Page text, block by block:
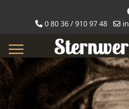
0 80 36 / 910 97 48